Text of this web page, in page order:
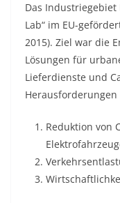
Das Industriegebiet
Lab“ im EU-
2015). Ziel war die
Lösungen für
Lieferdienste und
Reduktion von